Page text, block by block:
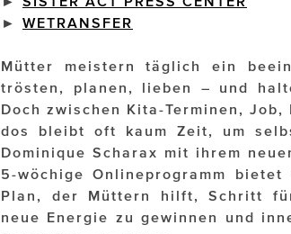
► WETRANSFER
Mütter meistern täglich ein
trösten, planen, lieben – und
Doch zwischen Kita-Terminen,
dos bleibt oft kaum Zeit, um
Dominique Scharax mit ihrem
5-wöchige Onlineprogramm
Plan, der Müttern hilft, Schritt
neue Energie zu gewinnen und